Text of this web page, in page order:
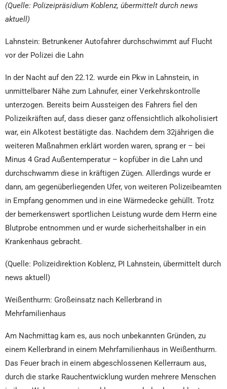
(Quelle: Polizeipräsidium Koblenz, übermittelt durch news
aktuell)
Lahnstein: Betrunkener Autofahrer durchschwimmt auf Flucht
vor der Polizei die Lahn
In der Nacht auf den 22.12. wurde ein Pkw in Lahnstein, in
unmittelbarer Nähe zum Lahnufer, einer Verkehrskontrolle
unterzogen. Bereits beim Aussteigen des Fahrers fiel den
Polizeikräften auf, dass dieser ganz offensichtlich alkoholisiert
war, ein Alkotest bestätigte das. Nachdem dem 32jährigen die
weiteren Maßnahmen erklärt worden waren, sprang er – bei
Minus 4 Grad Außentemperatur – kopfüber in die Lahn und
durchschwamm diese in kräftigen Zügen. Allerdings wurde er
dann, am gegenüberliegenden Ufer, von weiteren Polizeibeamten
in Empfang genommen und in eine Wärmedecke gehüllt. Trotz
der bemerkenswert sportlichen Leistung wurde dem Herrn eine
Blutprobe entnommen und er wurde sicherheitshalber in ein
Krankenhaus gebracht.
(Quelle: Polizeidirektion Koblenz, PI Lahnstein, übermittelt durch
news aktuell)
Weißenthurm: Großeinsatz nach Kellerbrand in
Mehrfamilienhaus
Am Nachmittag kam es, aus noch unbekannten Gründen, zu
einem Kellerbrand in einem Mehrfamilienhaus in Weißenthurm.
Das Feuer brach in einem abgeschlossenen Kellerraum aus,
durch die starke Rauchentwicklung wurden mehrere Menschen